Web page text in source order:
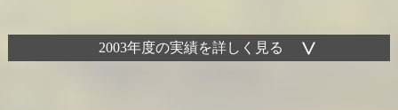
2003年度の実績を詳しく見る